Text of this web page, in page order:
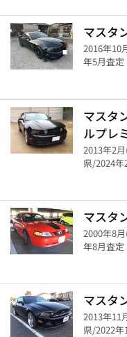
マスタ
2016年10
年5月査定
マスタ
ルプレ
2013年2
県/2024年
マスタ
2000年8
年8月査定
マスタ
2013年11
県/2022年